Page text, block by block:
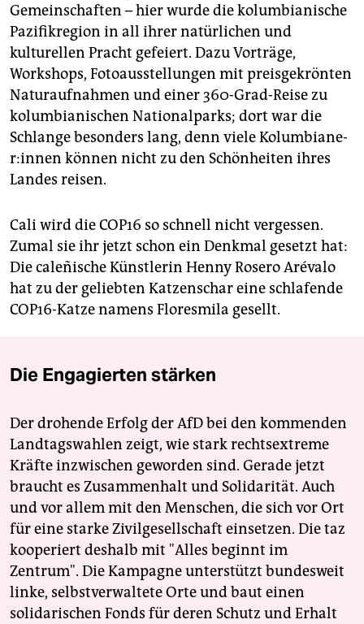
Gemeinschaften – hier wurde die kolumbianische
Pazifikregion in all ihrer natürlichen und
kulturellen Pracht gefeiert. Dazu Vorträge,
Workshops, Fotoausstellungen mit preisgekrönten
Naturaufnahmen und einer 360-Grad-Reise zu
kolumbianischen Nationalparks; dort war die
Schlange besonders lang, denn viele Ko­lum­bia­ne­
r:in­nen können nicht zu den Schönheiten ihres
Landes reisen.
Cali wird die COP16 so schnell nicht vergessen.
Zumal sie ihr jetzt schon ein Denkmal gesetzt hat:
Die caleñische Künstlerin Henny Rosero Arévalo
hat zu der geliebten Katzenschar eine schlafende
COP16-Katze namens Floresmila gesellt.
Die Engagierten stärken
Der drohende Erfolg der AfD bei den kommenden
Landtagswahlen zeigt, wie stark rechtsextreme
Kräfte inzwischen geworden sind. Gerade jetzt
braucht es Zusammenhalt und Solidarität. Auch
und vor allem mit den Menschen, die sich vor Ort
für eine starke Zivilgesellschaft einsetzen. Die taz
kooperiert deshalb mit "Alles beginnt im
Zentrum". Die Kampagne unterstützt bundesweit
linke, selbstverwaltete Orte und baut einen
solidarischen Fonds für deren Schutz und Erhalt